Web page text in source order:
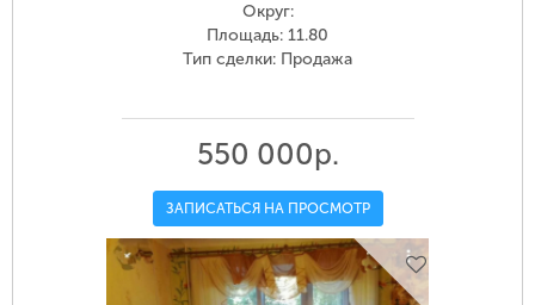
Округ:
Площадь: 11.80
Тип сделки: Продажа
550 000р.
ЗАПИСАТЬСЯ НА ПРОСМОТР